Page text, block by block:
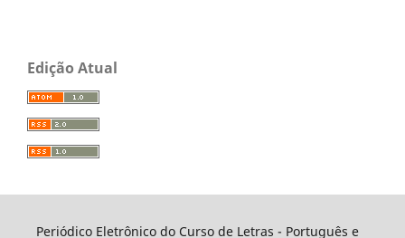
Edição Atual
Periódico Eletrônico do Curso de Letras - Português e